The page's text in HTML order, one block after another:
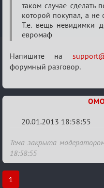
игроке
таком случае сделать
которой покупал, а не
Т.е. вещь невидимки
евромаф
Напишите на
форумный разговор.
20.01.2013 18:58:55
Re:
Количество
вещей
при
Тема закрыта
18:58:55
1